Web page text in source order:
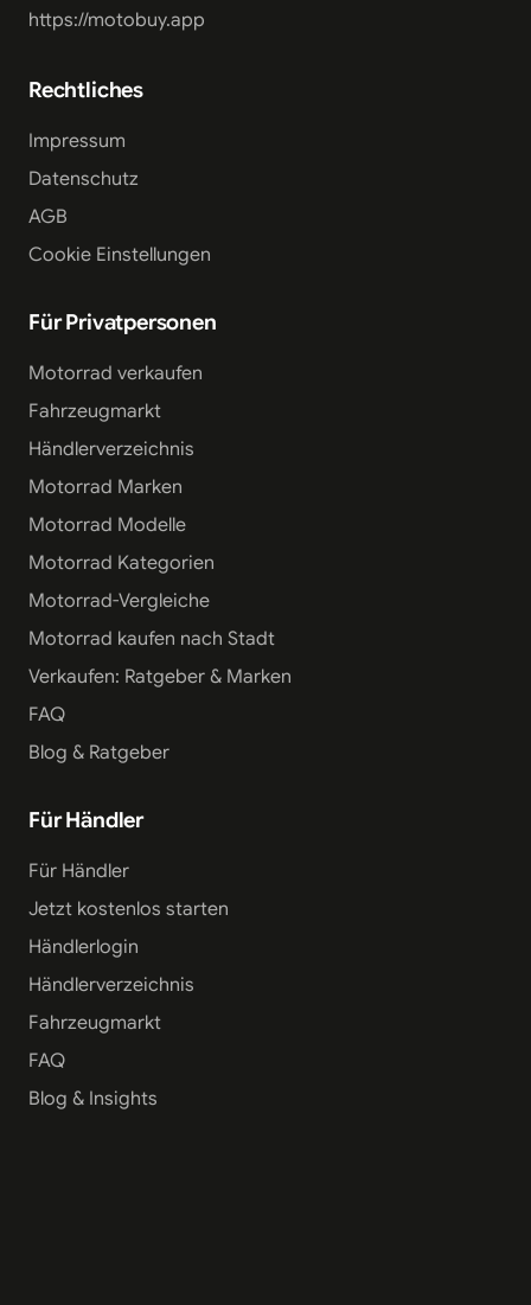
https://motobuy.app
Rechtliches
Impressum
Datenschutz
AGB
Cookie Einstellungen
Für Privatpersonen
Motorrad verkaufen
Fahrzeugmarkt
Händlerverzeichnis
Motorrad Marken
Motorrad Modelle
Motorrad Kategorien
Motorrad-Vergleiche
Motorrad kaufen nach Stadt
Verkaufen: Ratgeber & Marken
FAQ
Blog & Ratgeber
Für Händler
Für Händler
Jetzt kostenlos starten
Händlerlogin
Händlerverzeichnis
Fahrzeugmarkt
FAQ
Blog & Insights